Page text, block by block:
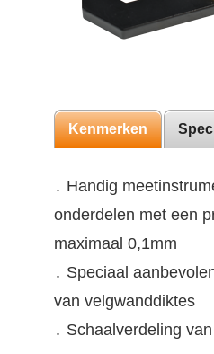
Kenmerken
․ Handig
onderdelen met een
maximaal 0,1mm
․ Speciaal
van velgwanddiktes
․ Schaalverdeling